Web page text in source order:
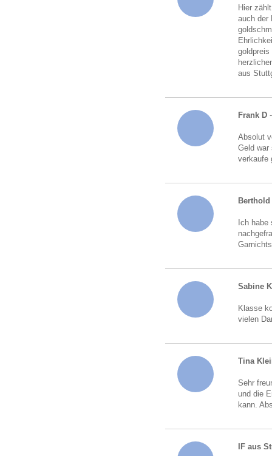
Hier
auch der
goldpreis
aus
Frank D
Absolut
Geld war
verkaufe
Ich
Sabine
Klasse
vielen
Tina
Sehr
und die
kann.
IF aus